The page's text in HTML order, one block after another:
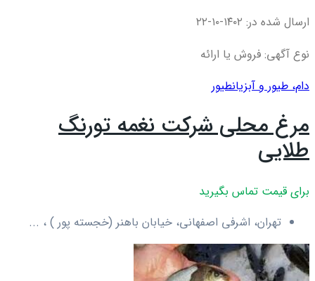
ارسال شده در: ۱۴۰۲-۱۰-۲۲
نوع آگهی: فروش یا ارائه
دام، طیور و آبزیانطیور
مرغ محلی شرکت نغمه تورنگ
طلایی
برای قیمت تماس بگیرید
تهران، اشرفی اصفهانی، خیابان باهنر (خجسته پور ) ، ...